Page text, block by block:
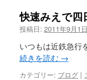
快速みえで四
投稿日: 2011年9月1日
いつもは近鉄急行
続きを読む →
カテゴリー: ブログ |